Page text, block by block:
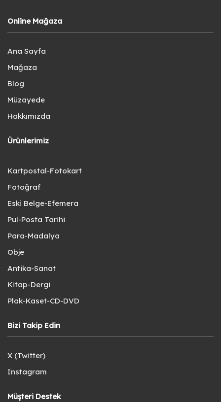
Online Mağaza
Ana Sayfa
Mağaza
Blog
Müzayede
Hakkımızda
Ürünlerimiz
Kartpostal-Fotokart
Fotoğraf
Eski Belge-Efemera
Pul-Posta Tarihi
Para-Madalya
Obje
Antika-Sanat
Kitap-Dergi
Plak-Kaset-CD-DVD
Bizi Takip Edin
X (Twitter)
Instagram
Müşteri Destek